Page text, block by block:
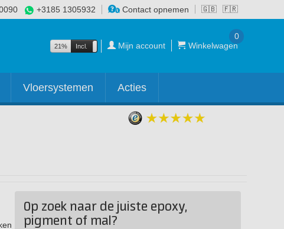
🇬🇧 🇫🇷
+3185 1305932 Contact opnemen
21% Incl. Excl. Mijn account Winkelwagen
0
Vloersystemen Acties
Op zoek naar de juiste epoxy,
pigment of mal?